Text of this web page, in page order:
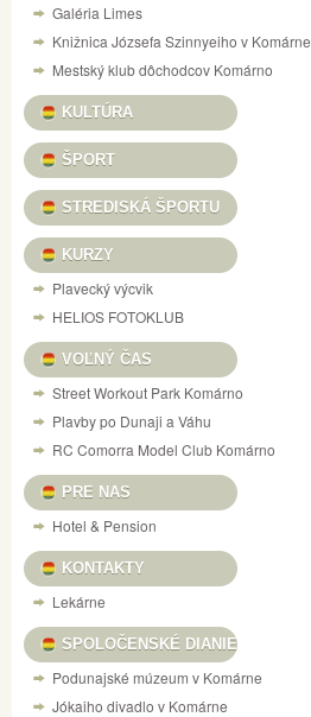
Galéria Limes
Knižnica Józsefa Szinnyeiho v Komárne
Mestský klub dôchodcov Komárno
KULTÚRA
ŠPORT
STREDISKÁ ŠPORTU
KURZY
Plavecký výcvik
HELIOS FOTOKLUB
VOĽNÝ ČAS
Street Workout Park Komárno
Plavby po Dunaji a Váhu
RC Comorra Model Club Komárno
PRE NAS
Hotel & Pension
KONTAKTY
Lekárne
SPOLOČENSKÉ DIANIE
Podunajské múzeum v Komárne
Jókaiho divadlo v Komárne